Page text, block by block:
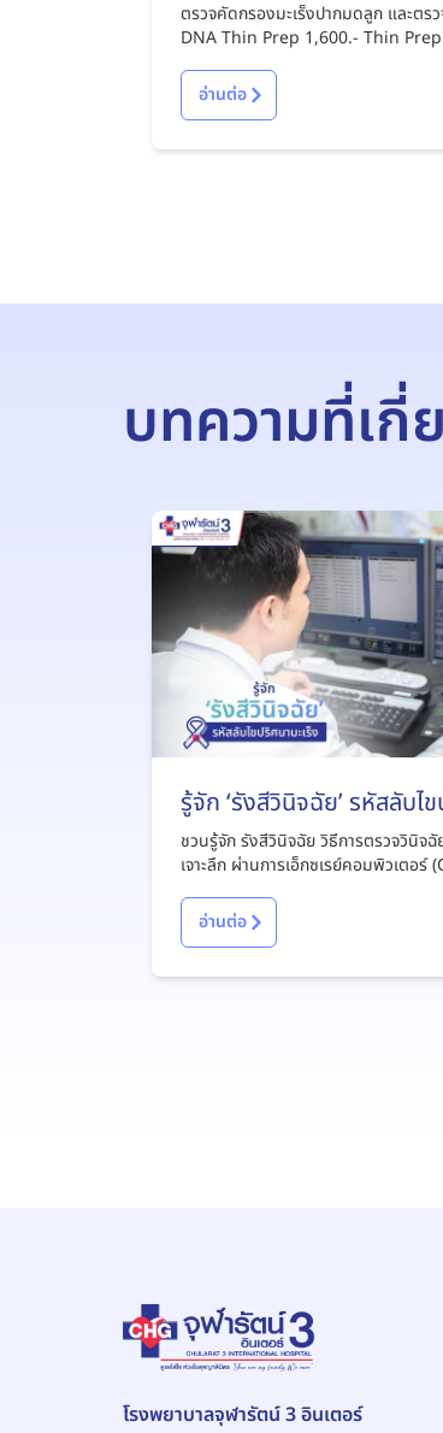
ตรวจคัดกรองมะเร็งปากมดลูก และตรว
DNA Thin Prep 1,600.- Thin Prep + HPV DNA
อ่านต่อ
บทความที่เกี่
รู้จัก ‘รังสีวินิจฉัย’ รหัสลับไ
ชวนรู้จัก รังสีวินิจฉัย วิธีการตรวจวินิจฉั
เจาะลึก ผ่านการเอ็กซเรย์คอมพิวเตอร์
อ่านต่อ
โรงพยาบาลจุฬารัตน์ 3 อินเตอร์